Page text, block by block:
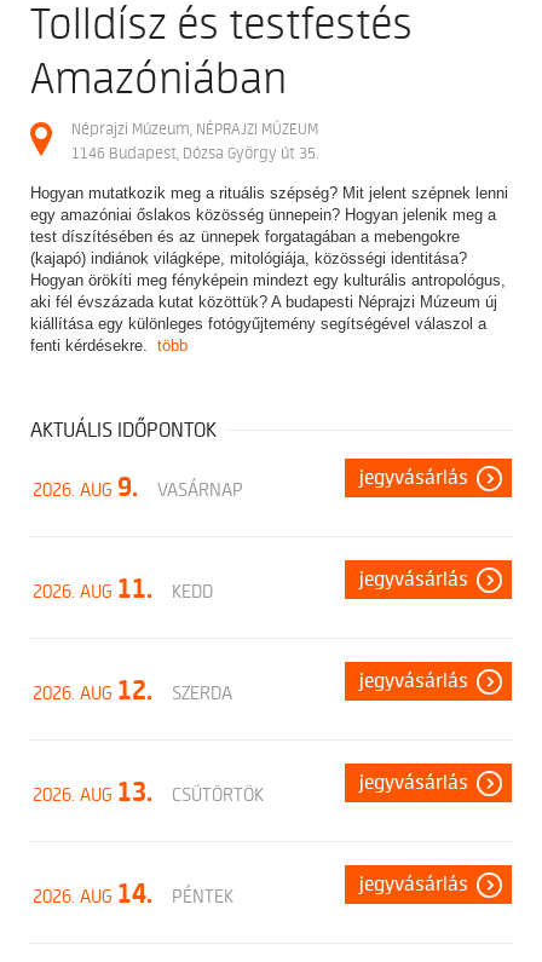
Tolldísz és testfestés
Amazóniában
Néprajzi Múzeum, NÉPRAJZI MÚZEUM
1146 Budapest, Dózsa György út 35.
Hogyan mutatkozik meg a rituális szépség? Mit jelent szépnek lenni
egy amazóniai őslakos közösség ünnepein? Hogyan jelenik meg a
test díszítésében és az ünnepek forgatagában a mebengokre
(kajapó) indiánok világképe, mitológiája, közösségi identitása?
Hogyan örökíti meg fényképein mindezt egy kulturális antropológus,
aki fél évszázada kutat közöttük? A budapesti Néprajzi Múzeum új
kiállítása egy különleges fotógyűjtemény segítségével válaszol a
fenti kérdésekre. több
AKTUÁLIS IDŐPONTOK
2026. AUG 9. VASÁRNAP
jegyvásárlás
2026. AUG 11. KEDD
jegyvásárlás
2026. AUG 12. SZERDA
jegyvásárlás
2026. AUG 13. CSÜTÖRTÖK
jegyvásárlás
2026. AUG 14. PÉNTEK
jegyvásárlás